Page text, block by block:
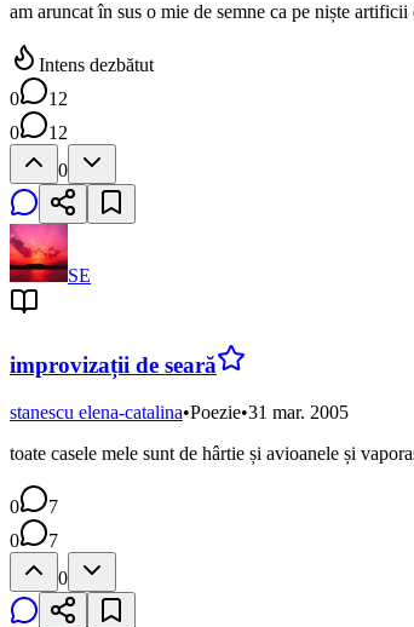
am aruncat în sus o mie de semne ca pe niște
Intens dezbătut
0
12
0
12
0
SE
improvizații de seară
stanescu elena-catalina•Poezie•31 mar. 2005
toate casele mele sunt de hârtie și avioanele și
0
7
0
7
0